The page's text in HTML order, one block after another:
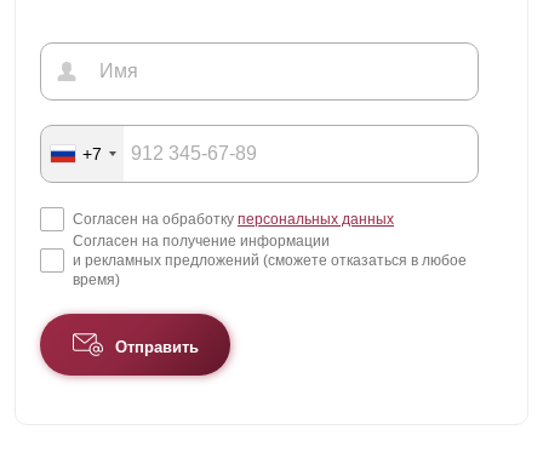
+7
Согласен на обработку персональных данных
Согласен на получение информации
и рекламных предложений (сможете отказаться в любое
время)
Отправить